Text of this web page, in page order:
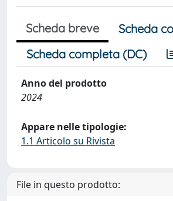
Scheda breve
Scheda
Scheda completa (DC)
Anno del prodotto
2024
Appare nelle tipologie:
1.1 Articolo su Rivista
File in questo prodotto: